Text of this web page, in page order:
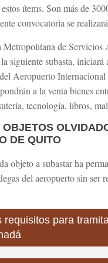
ítems. Son más de
convocatoria se
Metropolitana de Servicios
siguiente subasta, iniciará
Aeropuerto
a la venta bienes
tecnología, libros,
DE QUITO
objeto a subastar ha
del aeropuerto sin ser
requisitos para